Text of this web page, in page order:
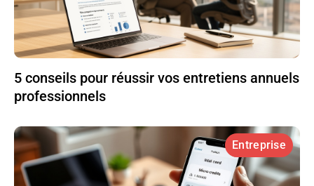
5 conseils pour réussir vos entretiens annuels
professionnels
Entreprise